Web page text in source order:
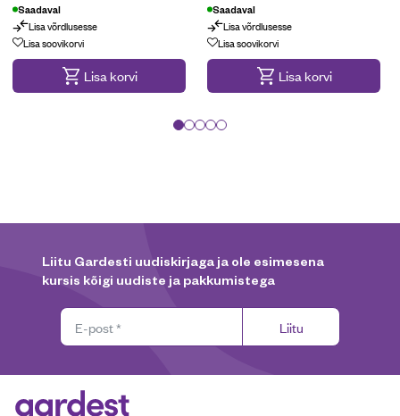
Saadaval
Lisa võrdlusesse
Lisa soovikorvi
Lisa korvi
Saadaval
Lisa võrdlusesse
Lisa soovikorvi
Lisa korvi
Liitu Gardesti uudiskirjaga ja ole esimesena
kursis kõigi uudiste ja pakkumistega
Liitu